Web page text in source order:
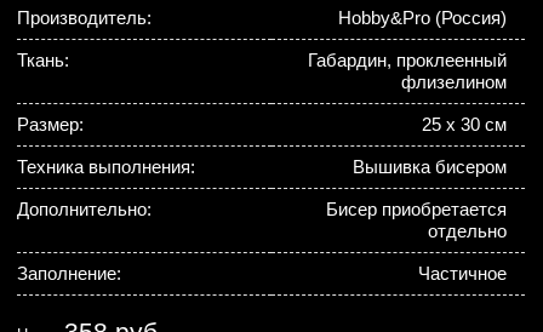
Производитель: Hobby&Pro (Россия)
Ткань:
Габардин, проклеенный
флизелином
Размер: 25 х 30 см
Техника выполнения: Вышивка бисером
Дополнительно:
Бисер приобретается
отдельно
Заполнение: Частичное